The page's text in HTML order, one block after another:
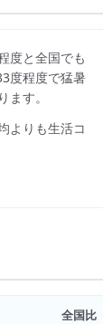
度と全国でも
度程度で猛暑
す。
よりも生活コ
全国比